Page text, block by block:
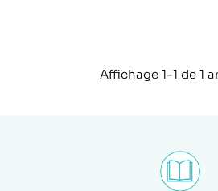
Affichage 1-1 de 1